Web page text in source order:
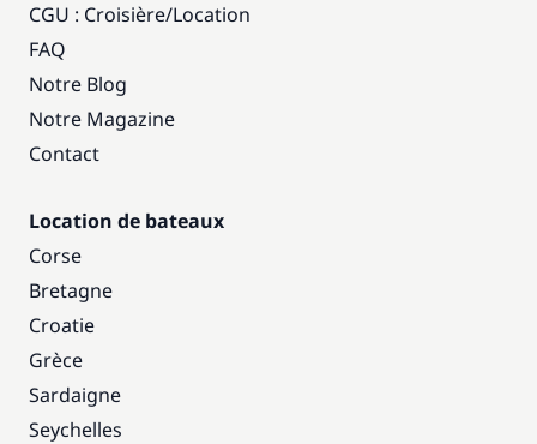
CGU : Croisière/Location
FAQ
Notre Blog
Notre Magazine
Contact
Location de bateaux
Corse
Bretagne
Croatie
Grèce
Sardaigne
Seychelles